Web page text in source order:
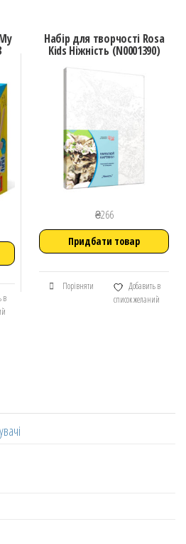
в
Набір для творчості Rosa
Kids Ніжність (N0001390)
₴266
Придбати товар
Порівняти
Добавить в
список желаний